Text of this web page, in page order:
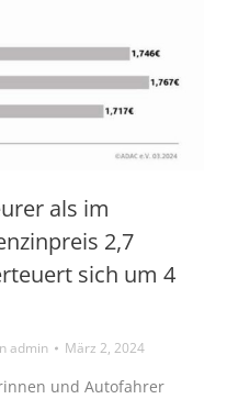
als im
2,7
sich um 4
admin März 2, 2024
und Autofahrer